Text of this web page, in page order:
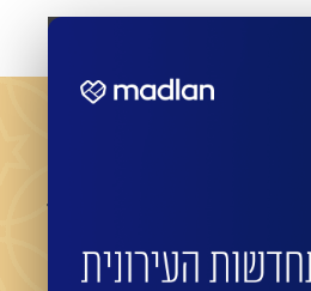
התחדשות בניינית או פינוי